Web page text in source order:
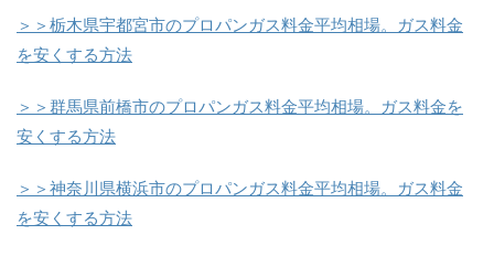
＞＞栃木県宇都宮市のプロパンガス料金平均相場。ガス料金
を安くする方法
＞＞群馬県前橋市のプロパンガス料金平均相場。ガス料金を
安くする方法
＞＞神奈川県横浜市のプロパンガス料金平均相場。ガス料金
を安くする方法